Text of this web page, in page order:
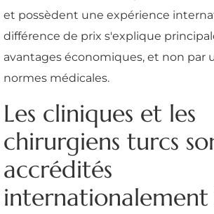
et possèdent une expérience
différence de prix s'explique
avantages économiques, et non par
normes médicales.
Les cliniques et les
chirurgiens turcs
accrédités
internationalement